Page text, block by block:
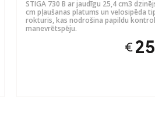
STIGA 730 B ar jaudīgu 25,4 cm3
cm pļaušanas platums un velosipēda
rokturis, kas nodrošina papildu
manevrētspēju.
€